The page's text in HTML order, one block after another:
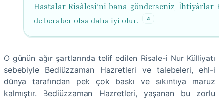
Hastalar Risâlesi’ni bana gönderseniz, İhtiyârlar
de beraber olsa daha iyi olur.
4
O günün ağır şartlarında telif edilen Risale-i Nur Külliyatı
sebebiyle Bediüzzaman Hazretleri ve talebeleri, ehl-i
dünya tarafından pek çok baskı ve sıkıntıya maruz
kalmıştır. Bediüzzaman Hazretleri, yaşanan bu zorlu